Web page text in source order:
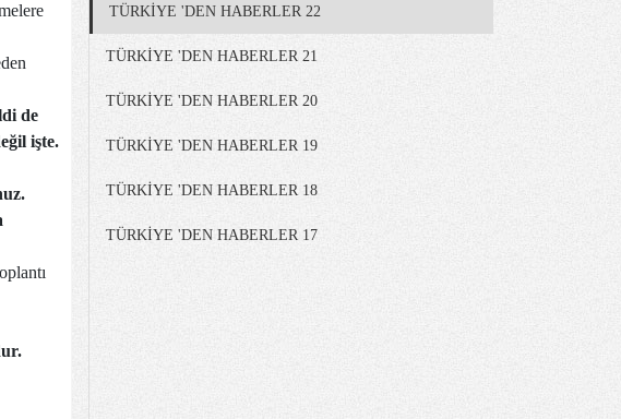
de
işte.
TÜRKİYE 'DEN HABERLER 22
TÜRKİYE 'DEN HABERLER 21
TÜRKİYE 'DEN HABERLER 20
TÜRKİYE 'DEN HABERLER 19
TÜRKİYE 'DEN HABERLER 18
TÜRKİYE 'DEN HABERLER 17